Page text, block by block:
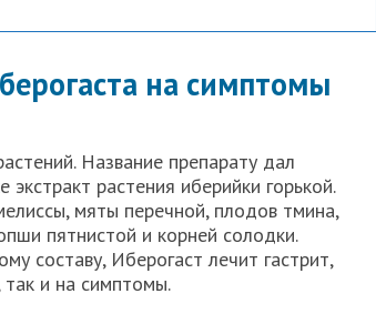
на симптомы
Название препарату дал
растения иберийки горькой.
мяты перечной, плодов тмина,
пятнистой и корней солодки.
составу, Иберогаст лечит гастрит,
так и на симптомы.